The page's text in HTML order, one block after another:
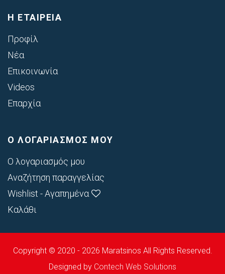
Η ΕΤΑΙΡΕΙΑ
Προφίλ
Νέα
Επικοινωνία
Videos
Επαρχία
Ο ΛΟΓΑΡΙΑΣΜΟΣ ΜΟΥ
Ο λογαριασμός μου
Αναζήτηση παραγγελίας
Wishlist - Αγαπημένα
Καλάθι
Copyright © 2020 - 2026 Maratsinos All Rights Reserved.
Designed by Contech Web Solutions